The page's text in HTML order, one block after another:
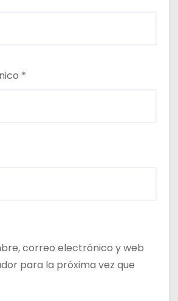
*
correo electrónico y web
para la próxima vez que